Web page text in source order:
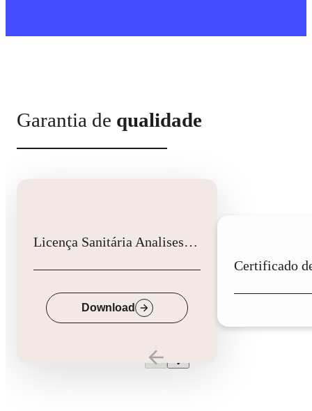
Garantia de qualidade
Licença Sanitária Analises Clinicas
Download